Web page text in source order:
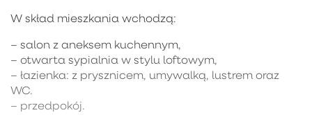
W skład mieszkania wchodzą:
– salon z aneksem kuchennym,
– otwarta sypialnia w stylu loftowym,
– łazienka: z prysznicem, umywalką, lustrem oraz
WC.
– przedpokój.